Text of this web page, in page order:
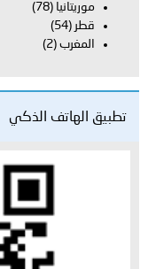
موريتانيا (78)
قطر (54)
المغرب (2)
تطبيق الهاتف الذكي